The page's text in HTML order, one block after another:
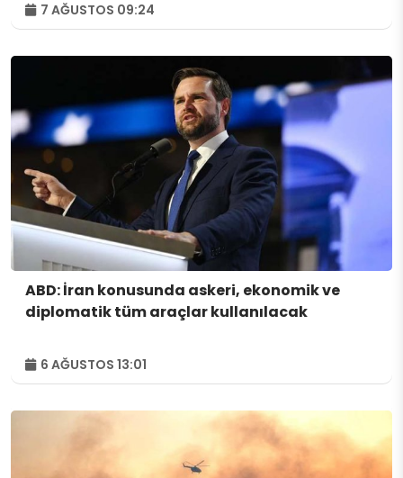
7 AĞUSTOS 09:24
ABD: İran konusunda askeri, ekonomik ve
diplomatik tüm araçlar kullanılacak
6 AĞUSTOS 13:01